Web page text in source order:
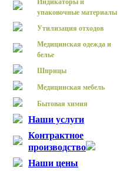
Индикаторы и
упаковочные материалы
Утилизация отходов
Медицинская одежда и
белье
Шприцы
Медицинская мебель
Бытовая химия
Наши услуги
Контрактное
производство
Наши цены